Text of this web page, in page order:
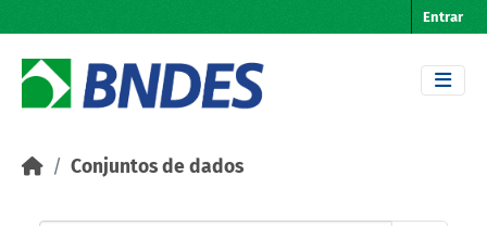
Entrar
Conjuntos de dados